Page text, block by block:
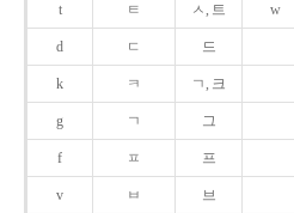
t ㅌ ㅅ, 트 w
d ㄷ 드
k ㅋ ㄱ, 크
g ㄱ 그
f ㅍ 프
v ㅂ 브